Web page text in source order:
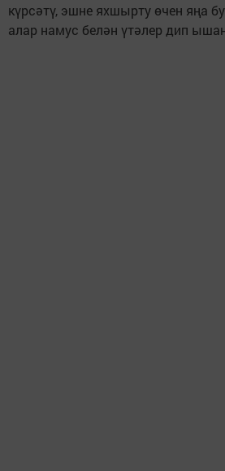
күрсәтү, эшне яхшырту өчен яңа
алар намус белән үтәлер дип